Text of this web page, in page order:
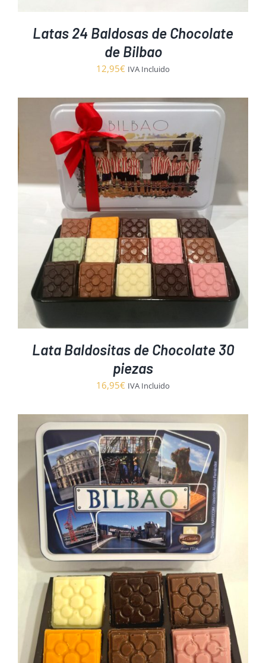
Latas 24 Baldosas de Chocolate
de Bilbao
12,95€ IVA Incluido
Lata Baldositas de Chocolate 30
piezas
16,95€ IVA Incluido